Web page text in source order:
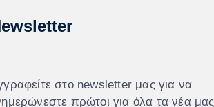
στο newsletter μας για να
πρώτοι για όλα τα νέα μας